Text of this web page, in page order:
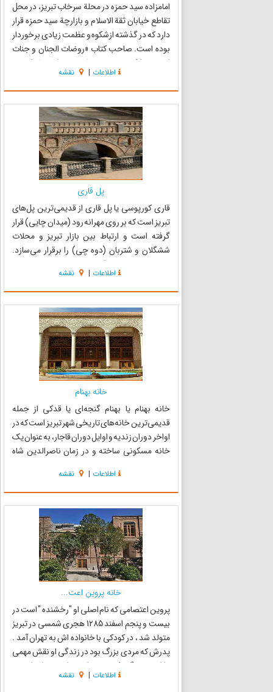
امامزاده سید حمزه در محلة سرخاب تبریز، در محل
تقاطع خیابان ثقة الاسلام و بازارچة سید حمزه قرار
دارد که در گذشته ازشکوه و عظمت زیادی برخوردار
بوده است‌. صاحب کتاب «روضات الجنان و جنات
الجنان‌» شکوه و زیبایی و بلندی بنا را تعریف کرده و
گنبد و عمارت مقبره را «از کمال ارتفاع با آفتاب برا...
اطلاعات | نقشه
پل قاری
قاری کورپوسی یا پل قاری از قدیمی‌ترین پل‌های
تبریز است که بر روی مهرانه رود (میدان چایی) قرار
گرفته است و ارتباط بین بازار تبریز و محلات
ششگلان و شتربان (دوه چی) را برقرار می‌سازد.
قاری در زبان ترکی آذربایجانی به معنی پیر و به
شدت سالخورده است و چون هزینه ساخت این پل
توسط یک پیر زن بسی...
اطلاعات | نقشه
خانه بهنام
خانه بهنام یا بهنام گنجه‌ای یا قدکی از جمله
قدیمی‌ترین خانه‌های تاریخی شهر تبریز است که در
اواخر دوران زندیه و اوایل دوران قاجار، به عنوان یک
خانه مسکونی ساخته و در زمان ناصرالدین شاه
۱۸۵۰ به‌ع...
اطلاعات | نقشه
خانه پروین اعت...
پروین اعتصامی که نام اصلی او "رخشنده " است در
بیست و پنجم اسفند 1285 هجری شمسی در تبریز
متولد شد ، در کودکی با خانواده اش به تهران آمد .
پدرش که مردی بزرگ بود در زندگی او نقش مهمی
داشت,و هنگامیکه متوجه استعداد دخترش شد ، به
پروین در زمینه سرایش شعر کمک کرد. خانه پروین
اطلاعات | نقشه